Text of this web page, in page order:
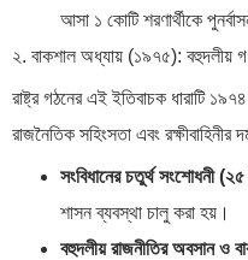
আসা ১ কোটি শরণার্থীকে
২. বাকশাল অধ্যায় (১৯৭৫): বহুদলীয়
রাষ্ট্র গঠনের এই ইতিবাচক ধারাটি
রাজনৈতিক সহিংসতা এবং
সংবিধানের চতুর্থ সংশোধনী
শাসন ব্যবস্থা চালু করা হয়।
বহুদলীয় রাজনীতির অবসান ও